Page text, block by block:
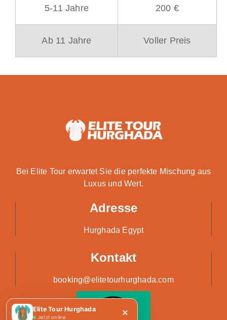
Elite Tour Hurghada
Jetzt online ×
5-11 Jahre 200 €
Ab 11 Jahre Voller Preis
Bei Elite Tour erwartet Sie die perfekte Mischung aus
Luxus und Wert.
Adresse
Hurghada Egypt
Kontakt
booking@elitetourhurghada.com